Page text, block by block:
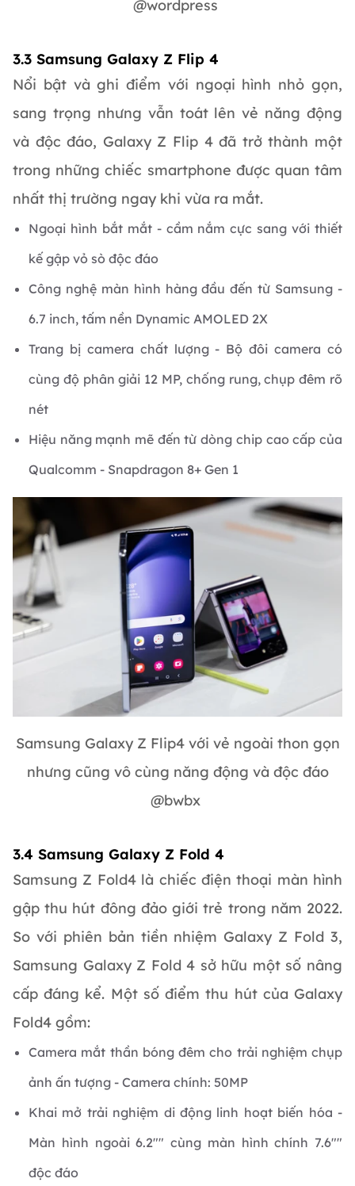
@wordpress
3.3 Samsung Galaxy Z Flip 4
Nổi bật và ghi điểm với ngoại hình nhỏ gọn,
sang trọng nhưng vẫn toát lên vẻ năng động
và độc đáo, Galaxy Z Flip 4 đã trở thành một
trong những chiếc smartphone được quan tâm
nhất thị trường ngay khi vừa ra mắt.
Ngoại hình bắt mắt - cầm nắm cực sang với thiết
kế gập vỏ sò độc đáo
Công nghệ màn hình hàng đầu đến từ Samsung -
6.7 inch, tấm nền Dynamic AMOLED 2X
Trang bị camera chất lượng - Bộ đôi camera có
cùng độ phân giải 12 MP, chống rung, chụp đêm rõ
nét
Hiệu năng mạnh mẽ đến từ dòng chip cao cấp của
Qualcomm - Snapdragon 8+ Gen 1
Samsung Galaxy Z Flip4 với vẻ ngoài thon gọn
nhưng cũng vô cùng năng động và độc đáo
@bwbx
3.4 Samsung Galaxy Z Fold 4
Samsung Z Fold4 là chiếc điện thoại màn hình
gập thu hút đông đảo giới trẻ trong năm 2022.
So với phiên bản tiền nhiệm Galaxy Z Fold 3,
Samsung Galaxy Z Fold 4 sở hữu một số nâng
cấp đáng kể. Một số điểm thu hút của Galaxy
Fold4 gồm:
Camera mắt thần bóng đêm cho trải nghiệm chụp
ảnh ấn tượng - Camera chính: 50MP
Khai mở trải nghiệm di động linh hoạt biến hóa -
Màn hình ngoài 6.2"" cùng màn hình chính 7.6""
độc đáo